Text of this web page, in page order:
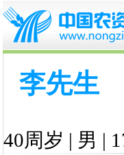
李先生
40周岁 | 男 |